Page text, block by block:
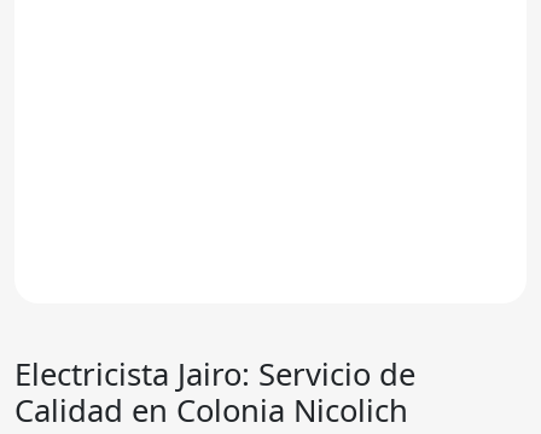
Electricista Jairo: Servicio de
Calidad en Colonia Nicolich